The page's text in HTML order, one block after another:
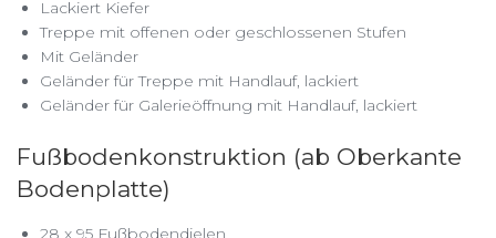
Lackiert Kiefer
Treppe mit offenen oder geschlossenen Stufen
Mit Geländer
Geländer für Treppe mit Handlauf, lackiert
Geländer für Galerieöffnung mit Handlauf, lackiert
Fußbodenkonstruktion (ab Oberkante
Bodenplatte)
28 x 95 Fußbodendielen